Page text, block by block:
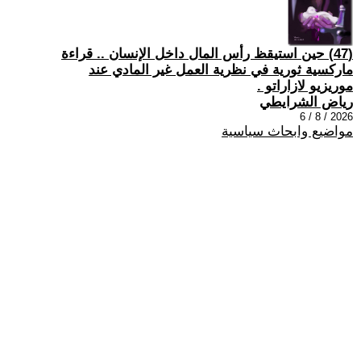
(47) حين استيقظ رأس المال داخل الإنسان .. قراءة
ماركسية ثورية في نظرية العمل غير المادي عند
موريزيو لازاراتو .
رياض الشرايطي
2026 / 8 / 6
مواضيع وابحاث سياسية